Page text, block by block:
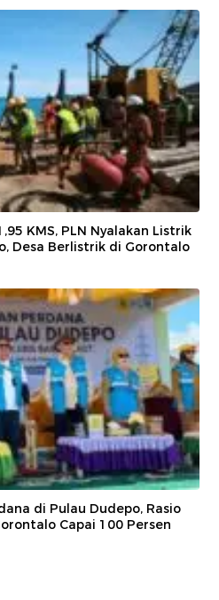
KMS, PLN Nyalakan Listrik
Desa Berlistrik di Gorontalo
di Pulau Dudepo, Rasio
Capai 100 Persen